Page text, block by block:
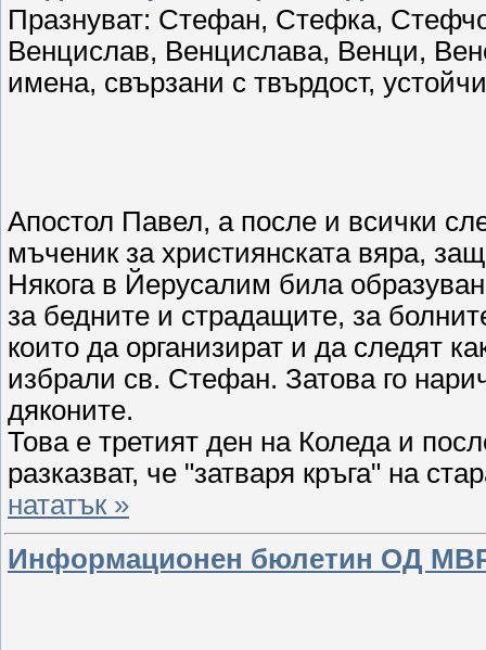
Празнуват: Стефан, Стефка,
Венцислав, Венцислава, Венци,
имена, свързани с твърдост,
Апостол Павел, а после и всички
мъченик за християнската вяра,
Някога в Йерусалим била
за бедните и страдащите, за
които да организират и да следят
избрали св. Стефан. Затова го
дяконите.
Това е третият ден на Коледа и
разказват, че "затваря кръга" на
нататък »
Информационен бюлетин ОД МВР